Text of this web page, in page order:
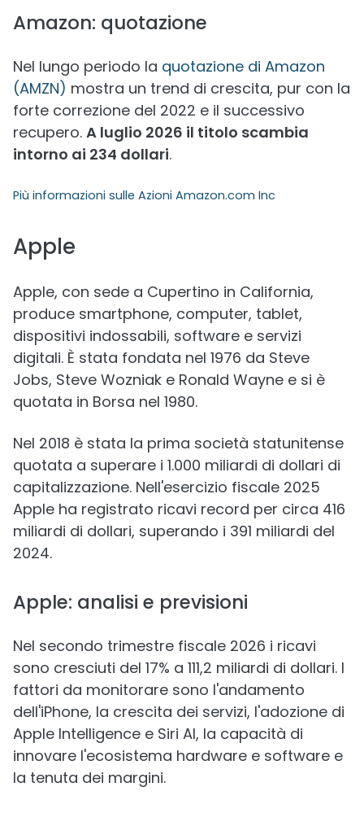
Amazon: quotazione
Nel lungo periodo la quotazione di Amazon
(AMZN) mostra un trend di crescita, pur con la
forte correzione del 2022 e il successivo
recupero. A luglio 2026 il titolo scambia
intorno ai 234 dollari.
Più informazioni sulle Azioni Amazon.com Inc
Apple
Apple, con sede a Cupertino in California,
produce smartphone, computer, tablet,
dispositivi indossabili, software e servizi
digitali. È stata fondata nel 1976 da Steve
Jobs, Steve Wozniak e Ronald Wayne e si è
quotata in Borsa nel 1980.
Nel 2018 è stata la prima società statunitense
quotata a superare i 1.000 miliardi di dollari di
capitalizzazione. Nell'esercizio fiscale 2025
Apple ha registrato ricavi record per circa 416
miliardi di dollari, superando i 391 miliardi del
2024.
Apple: analisi e previsioni
Nel secondo trimestre fiscale 2026 i ricavi
sono cresciuti del 17% a 111,2 miliardi di dollari. I
fattori da monitorare sono l'andamento
dell'iPhone, la crescita dei servizi, l'adozione di
Apple Intelligence e Siri AI, la capacità di
innovare l'ecosistema hardware e software e
la tenuta dei margini.